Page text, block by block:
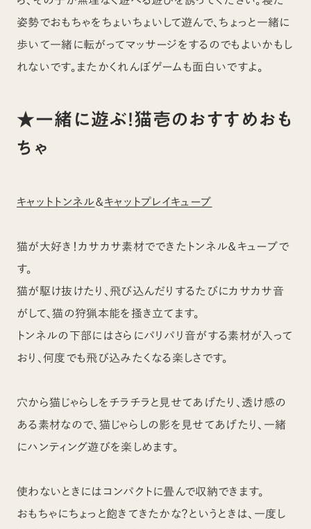
姿勢でおもちゃをちょいちょいして遊んで、ちょっと一緒に
歩いて一緒に転がってマッサージをするのでもよいかもし
れないです。またかくれんぼゲームも面白いですよ。
★一緒に遊ぶ！猫壱のおすすめおも
ちゃ
キャットトンネル＆キャットプレイキューブ
猫が大好き！カサカサ素材でできたトンネル＆キューブで
す。
猫が駆け抜けたり、飛び込んだりするたびにカサカサ音
がして、猫の狩猟本能を掻き立てます。
トンネルの下部にはさらにパリパリ音がする素材が入って
おり、何度でも飛び込みたくなる楽しさです。
穴から猫じゃらしをチラチラと見せてあげたり、透け感の
ある素材なので、猫じゃらしの影を見せてあげたり、一緒
にハンティング遊びを楽しめます。
使わないときにはコンパクトに畳んで収納できます。
おもちゃにちょっと飽きてきたかな？というときは、一度し